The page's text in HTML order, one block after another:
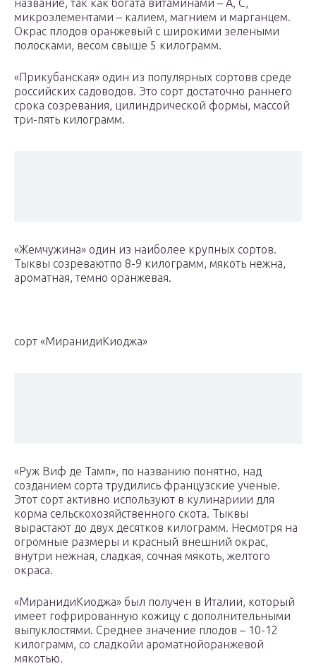
название, так как богата витаминами – А, С,
микроэлементами – калием, магнием и марганцем.
Окрас плодов оранжевый с широкими зелеными
полосками, весом свыше 5 килограмм.
«Прикубанская» один из популярных сортовв среде
российских садоводов. Это сорт достаточно раннего
срока созревания, цилиндрической формы, массой
три-пять килограмм.
«Жемчужина» один из наиболее крупных сортов.
Тыквы созреваютпо 8-9 килограмм, мякоть нежна,
ароматная, темно оранжевая.
сорт «МиранидиКиоджа»
«Руж Виф де Тамп», по названию понятно, над
созданием сорта трудились французские ученые.
Этот сорт активно используют в кулинариии для
корма сельскохозяйственного скота. Тыквы
вырастают до двух десятков килограмм. Несмотря на
огромные размеры и красный внешний окрас,
внутри нежная, сладкая, сочная мякоть, желтого
окраса.
«МиранидиКиоджа» был получен в Италии, который
имеет гофрированную кожицу с дополнительными
выпуклостями. Среднее значение плодов – 10-12
килограмм, со сладкойи ароматнойоранжевой
мякотью.